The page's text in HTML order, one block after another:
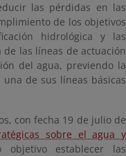
las pérdidas en las
de los objetivos
hidrológica y las
las líneas de actuación
del agua, previendo la
de sus líneas básicas
con fecha 19 de julio de
sobre el agua y
establecer las